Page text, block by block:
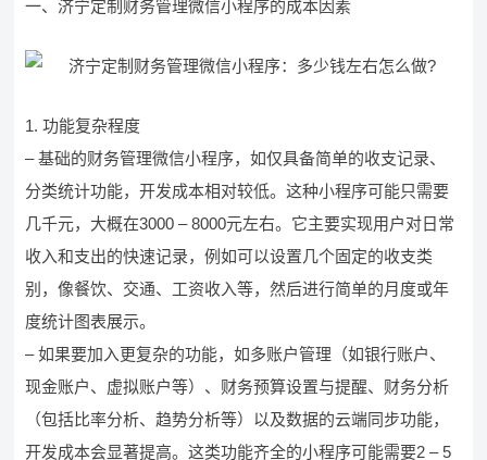
一、济宁定制财务管理微信小程序的成本因素
1. 功能复杂程度
– 基础的财务管理微信小程序，如仅具备简单的收支记录、
分类统计功能，开发成本相对较低。这种小程序可能只需要
几千元，大概在3000 – 8000元左右。它主要实现用户对日常
收入和支出的快速记录，例如可以设置几个固定的收支类
别，像餐饮、交通、工资收入等，然后进行简单的月度或年
度统计图表展示。
– 如果要加入更复杂的功能，如多账户管理（如银行账户、
现金账户、虚拟账户等）、财务预算设置与提醒、财务分析
（包括比率分析、趋势分析等）以及数据的云端同步功能，
开发成本会显著提高。这类功能齐全的小程序可能需要2 – 5